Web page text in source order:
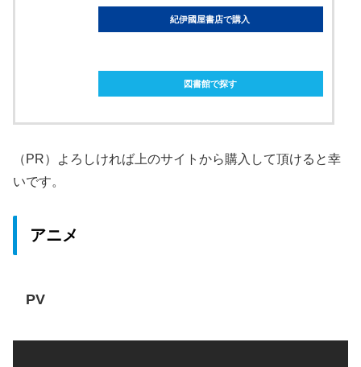
紀伊國屋書店で購入
図書館で探す
（PR）よろしければ上のサイトから購入して頂けると幸
いです。
アニメ
PV